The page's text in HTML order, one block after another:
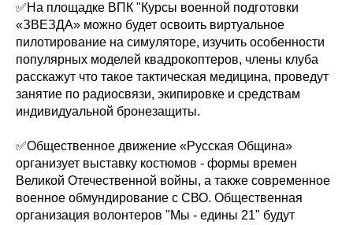
✅На площадке ВПК "Курсы военной подготовки
«ЗВЕЗДА» можно будет освоить виртуальное
пилотирование на симуляторе, изучить особенности
популярных моделей квадрокоптеров, члены клуба
расскажут что такое тактическая медицина, проведут
занятие по радиосвязи, экипировке и средствам
индивидуальной бронезащиты.
✅Общественное движение «Русская Община»
организует выставку костюмов - формы времен
Великой Отечественной войны, а также современное
военное обмундирование с СВО. Общественная
организация волонтеров "Мы - едины 21" будут